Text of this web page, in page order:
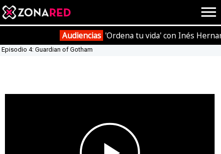
{literal}{/literal}
Audiencias 'Ordena tu vida' con Inés
Tráiler de lanzamiento de 'Batman: The Telltale Series'
Episodio 4: Guardian of Gotham